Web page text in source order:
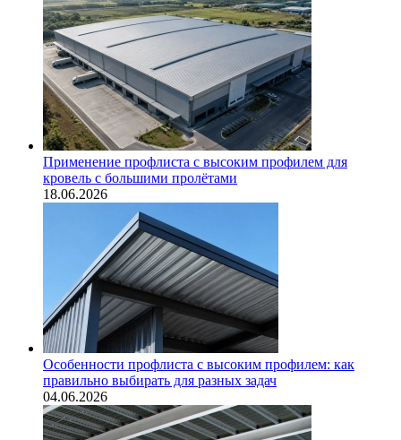
Применение профлиста с высоким профилем для
кровель с большими пролётами
18.06.2026
Особенности профлиста с высоким профилем: как
правильно выбирать для разных задач
04.06.2026